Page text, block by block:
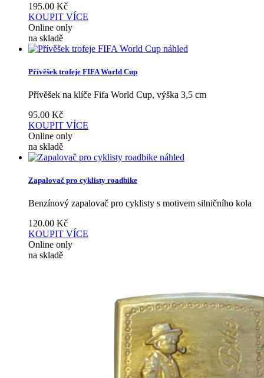
195.00 Kč
KOUPIT VÍCE
Online only
na skladě
náhled
Přívěšek trofeje FIFA World Cup
Přívěšek na klíče Fifa World Cup, výška 3,5 cm
95.00 Kč
KOUPIT VÍCE
Online only
na skladě
náhled
Zapalovač pro cyklisty roadbike
Benzínový zapalovač pro cyklisty s motivem silničního kola
120.00 Kč
KOUPIT VÍCE
Online only
na skladě